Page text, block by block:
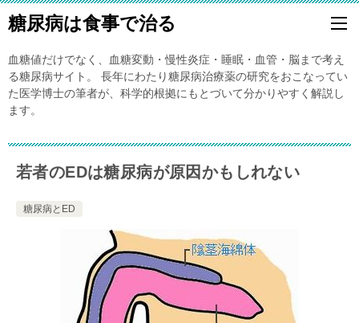
糖尿病は食事で治る
血糖値だけでなく、血糖変動・慢性炎症・睡眠・血管・脳まで考え
る糖尿病サイト。 長年にわたり糖尿病治療薬の研究をおこなってい
た医学博士の筆者が、科学的根拠にもとづいて分かりやすく解説し
ます。
若者のEDは糖尿病が原因かもしれない
糖尿病とED